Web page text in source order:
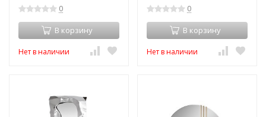
0
В корзину
Нет в наличии
0
В корзину
Нет в наличии